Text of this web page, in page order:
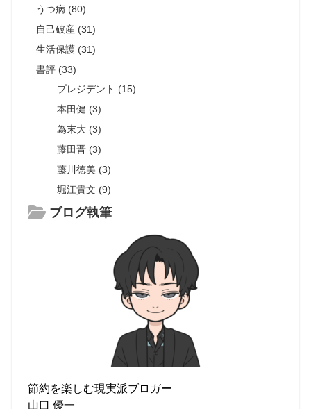
うつ病 (80)
自己破産 (31)
生活保護 (31)
書評 (33)
プレジデント (15)
本田健 (3)
為末大 (3)
藤田晋 (3)
藤川徳美 (3)
堀江貴文 (9)
ブログ執筆
節約を楽しむ現実派ブロガー
山口 優一